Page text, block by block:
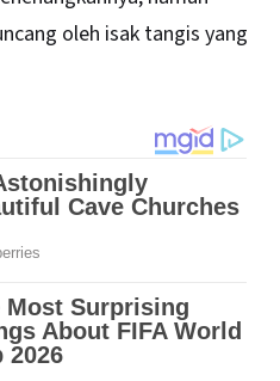
oleh isak tangis yang